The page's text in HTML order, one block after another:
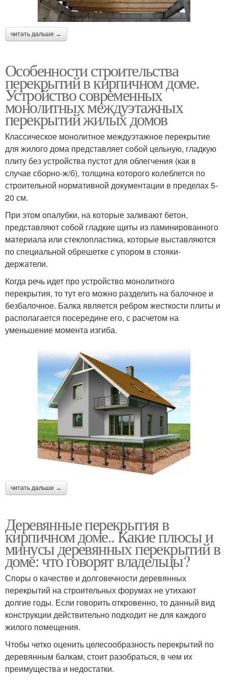
читать дальше →
Особенности строительства
перекрытий в кирпичном доме.
Устройство современных
монолитных междуэтажных
перекрытий жилых домов
Классическое монолитное междуэтажное перекрытие
для жилого дома представляет собой цельную, гладкую
плиту без устройства пустот для облегчения (как в
случае сборно-ж/б), толщина которого колеблется по
строительной нормативной документации в пределах 5-
20 см.
При этом опалубки, на которые заливают бетон,
представляют собой гладкие щиты из ламинированного
материала или стеклопластика, которые выставляются
по специальной обрешетке с упором в стояки-
держатели.
Когда речь идет про устройство монолитного
перекрытия, то тут его можно разделить на балочное и
безбалочное. Балка является ребром жесткости плиты и
располагается посередине его, с расчетом на
уменьшение момента изгиба.
читать дальше →
Деревянные перекрытия в
кирпичном доме.. Какие плюсы и
минусы деревянных перекрытий в
доме: что говорят владельцы?
Споры о качестве и долговечности деревянных
перекрытий на строительных форумах не утихают
долгие годы. Если говорить откровенно, то данный вид
конструкции действительно подходит не для каждого
жилого помещения.
Чтобы четко оценить целесообразность перекрытий по
деревянным балкам, стоит разобраться, в чем их
преимущества и недостатки.